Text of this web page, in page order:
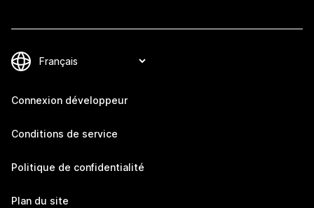
Connexion développeur
Conditions de service
Politique de confidentialité
Plan du site